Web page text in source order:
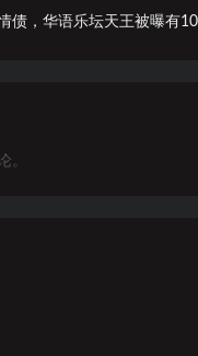
债，华语乐坛天王被曝有
。